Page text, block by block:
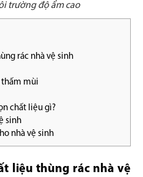
trường độ ẩm cao
rác nhà vệ sinh
thấm mùi
chất liệu gì?
sinh
nhà vệ sinh
liệu thùng rác nhà vệ